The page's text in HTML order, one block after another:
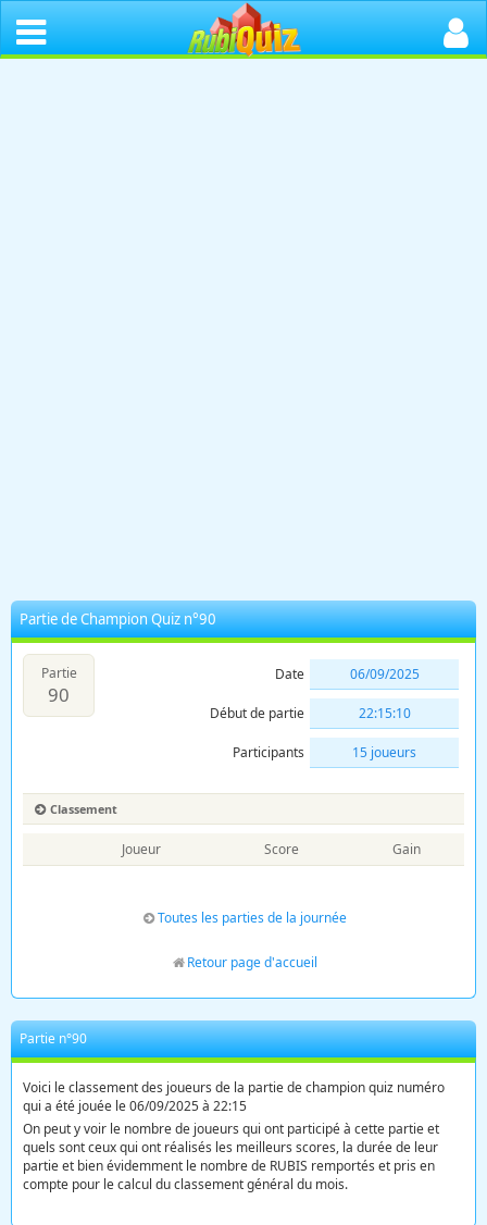
Partie de Champion Quiz n°90
Partie
90
Date 06/09/2025
Début de partie 22:15:10
Participants 15 joueurs
Classement
Joueur Score Gain
Toutes les parties de la journée
Retour page d'accueil
Partie n°90
Voici le classement des joueurs de la partie de champion quiz numéro
qui a été jouée le 06/09/2025 à 22:15
On peut y voir le nombre de joueurs qui ont participé à cette partie et
quels sont ceux qui ont réalisés les meilleurs scores, la durée de leur
partie et bien évidemment le nombre de RUBIS remportés et pris en
compte pour le calcul du classement général du mois.